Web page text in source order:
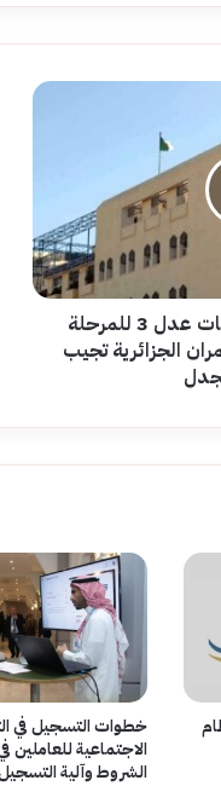
هل بدأ التسجيل في سكنات عدل 3 للمرحلة
الجزائرية تجيب
خطوات التسجيل في
الاجتماعية للعاملين
الشروط وآلية